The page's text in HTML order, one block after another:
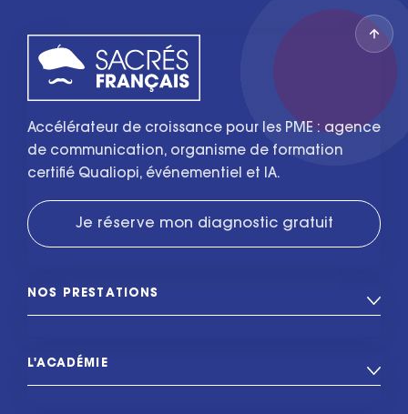
Accélérateur de croissance pour les PME : agence
de communication, organisme de formation
certifié Qualiopi, événementiel et IA.
Je réserve mon diagnostic gratuit
NOS PRESTATIONS
L'ACADÉMIE